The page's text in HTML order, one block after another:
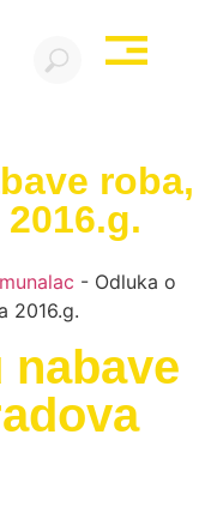
roba,
- Odluka o
2016.g.
nabave